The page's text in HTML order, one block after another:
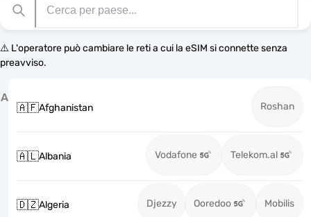
⚠️ L'operatore può cambiare le reti a cui la eSIM si connette senza
preavviso.
A
🇦🇫Afghanistan Roshan
🇦🇱Albania Vodafone Telekom.al
🇩🇿Algeria Djezzy Ooredoo Mobilis